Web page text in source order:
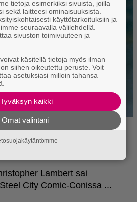
tietoja esimerkiksi sivuista, joilla
sekä laitteesi ominaisuuksista.
käyttötarkoituksiin ja
seuraavalla välilehdellä.
sivuston toimivuuteen ja
käsitellä tietoja myös ilman
siihen oikeutettu peruste. Voit
asetuksiasi milloin tahansa
kaikki
Omat valintani